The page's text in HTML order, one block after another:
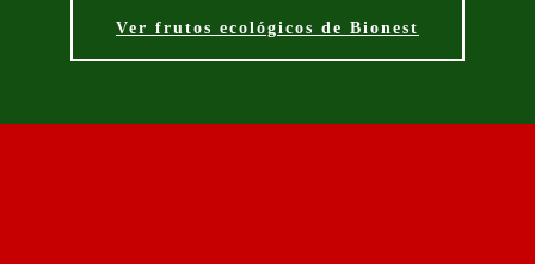
Ver frutos ecológicos de Bionest